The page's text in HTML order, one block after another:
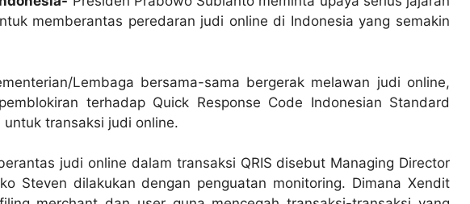
memberantas peredaran judi online di Indonesia yang semakin
Lembaga bersama-sama bergerak melawan judi online,
terhadap Quick Response Code Indonesian Standard
untuk transaksi judi online.
judi online dalam transaksi QRIS disebut Managing Director
Steven dilakukan dengan penguatan monitoring. Dimana Xendit